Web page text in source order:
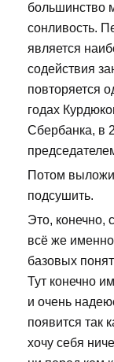
большинство
сонливость.
является
содействия
повторяется
годах
Сбербанка, в
Потом
подсушить.
Это, конечно,
всё же
базовых
Тут конечно
и очень
появится так
хочу себя